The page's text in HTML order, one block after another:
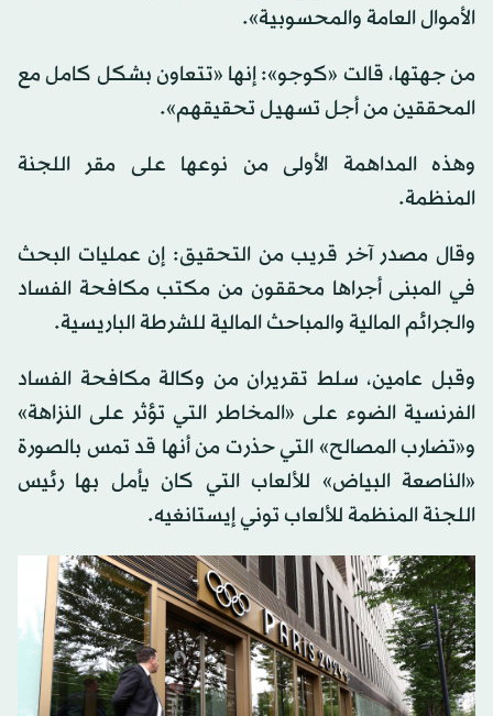
الأموال العامة والمحسوبية».
من جهتها، قالت «كوجو»: إنها «تتعاون بشكل كامل مع
المحققين من أجل تسهيل تحقيقهم».
وهذه المداهمة الأولى من نوعها على مقر اللجنة
المنظمة.
وقال مصدر آخر قريب من التحقيق: إن عمليات البحث
في المبنى أجراها محققون من مكتب مكافحة الفساد
والجرائم المالية والمباحث المالية للشرطة الباريسية.
وقبل عامين، سلط تقريران من وكالة مكافحة الفساد
الفرنسية الضوء على «المخاطر التي تؤثر على النزاهة»
و«تضارب المصالح» التي حذرت من أنها قد تمس بالصورة
«الناصعة البياض» للألعاب التي كان يأمل بها رئيس
اللجنة المنظمة للألعاب توني إيستانغيه.